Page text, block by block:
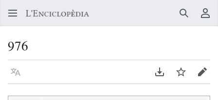
Buscar
976
Llegir en un atre idioma Descarregar en
Vigilar